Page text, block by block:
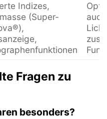
Indizes,
(Super-
Fragen zu
besonders?